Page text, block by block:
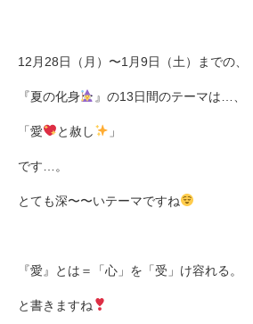
12 月 28日（月）〜1 月9日（土）までの、
『夏の化身 』の13日間のテーマは
「愛 と赦し 」
です 。
とても深〜〜いテーマですね
『愛』とは＝「心」を「受」け容れる。
と書きますね